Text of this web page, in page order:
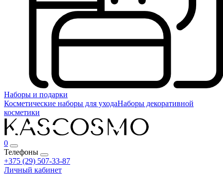
Наборы и подарки
Косметические наборы для уходаНаборы декоративной
косметики
0
Телефоны
+375 (29) 507-33-87
Личный кабинет